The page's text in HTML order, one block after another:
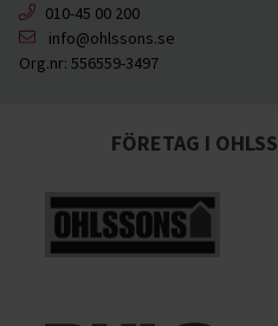
010-45 00 200
info@ohlssons.se
Org.nr: 556559-3497
FÖRETAG I